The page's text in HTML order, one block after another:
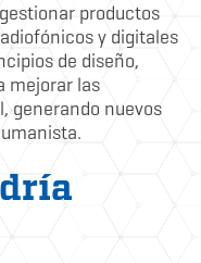
productos
y digitales
de diseño,
mejorar las
generando nuevos